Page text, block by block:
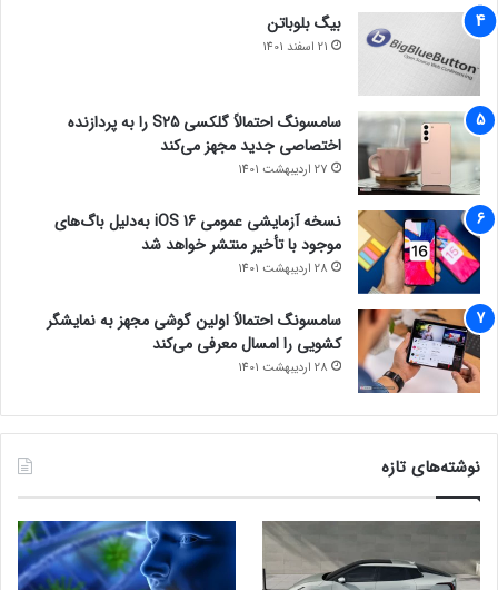
بیگ بلوباتن
21 اسفند 1401
سامسونگ احتمالاً گلکسی S25 را به پردازنده
اختصاصی جدید مجهز می‌کند
27 اردیبهشت 1401
نسخه آزمایشی عمومی iOS 16 به‌دلیل باگ‌های
موجود با تأخیر منتشر خواهد شد
28 اردیبهشت 1401
سامسونگ احتمالاً اولین گوشی مجهز به نمایشگر
کشویی را امسال معرفی می‌کند
28 اردیبهشت 1401
نوشته‌های تازه